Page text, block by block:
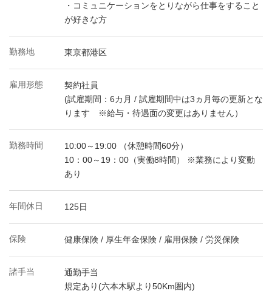
・コミュニケーションをとりながら仕事をすること
が好きな方
勤務地 東京都港区
雇用形態
契約社員
(試雇期間：6カ月 / 試雇期間中は3ヵ月毎の更新とな
ります ※給与・待遇面の変更はありません）
勤務時間
10:00～19:00 （休憩時間60分）
10：00～19：00（実働8時間） ※業務により変動
あり
年間休日 125日
保険 健康保険 / 厚生年金保険 / 雇用保険 / 労災保険
諸手当
通勤手当
規定あり(六本木駅より50Km圏内)